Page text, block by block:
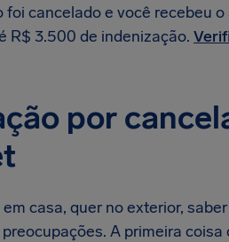
foi cancelado e você recebeu
R$ 3.500 de indenização.
por
casa, quer no exterior,
A primeira